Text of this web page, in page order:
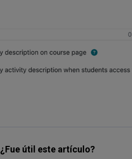
¿Fue útil este artículo?